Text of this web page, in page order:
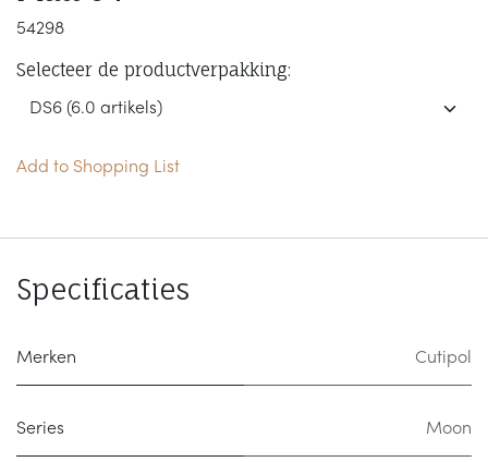
54298
Selecteer de productverpakking:
Add to Shopping List
Specificaties
Merken Cutipol
Series Moon